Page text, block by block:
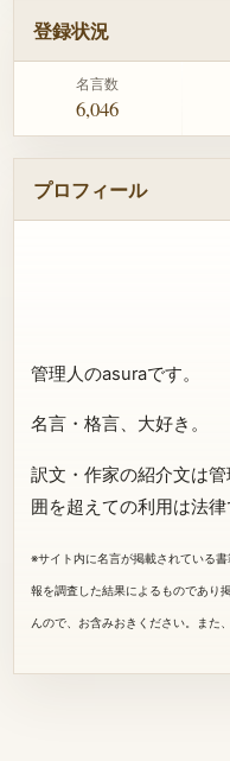
登録状況
名言数
6,046
プロフィール
管理人のasuraです。
名言・格言、大好き。
訳文・作家の紹介文は
囲を超えての利用は法律
※サイト内に名言が掲載されている
報を調査した結果によるものであり
んので、お含みおきください。また